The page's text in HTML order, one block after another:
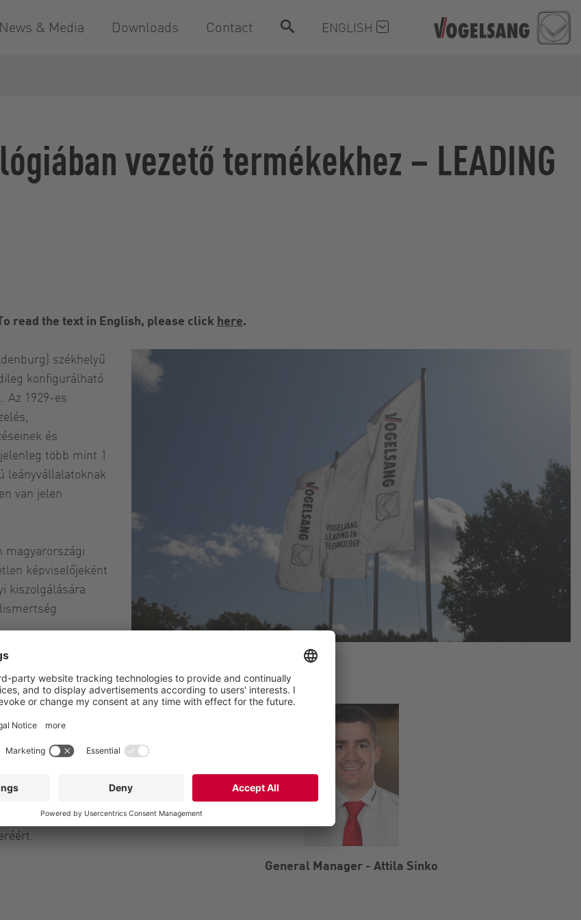
News & Media Downloads Contact ENGLISH
vezető termékekhez – LEADING
read the text in English, please click here.
székhelyű
konfigurálható
Az 1929-es
és
több mint 1
leányvállalatoknak
van jelen
magyarországi
képviselőjeként
kiszolgálására
is
aprítás,
kínálunk a
iparági
VOGELSANG
General Manager - Attila Sinko